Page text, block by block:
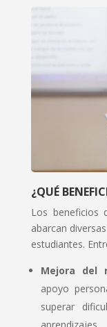
¿QUÉ
Los beneficios
abarcan
estudiantes.
Mejora del
apoyo
superar
aprendizajes.